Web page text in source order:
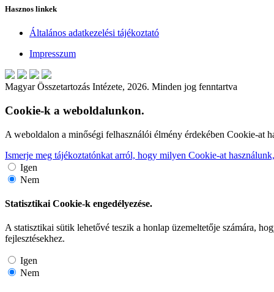
Hasznos linkek
Általános adatkezelési tájékoztató
Impresszum
Magyar Összetartozás Intézete, 2026. Minden jog fenntartva
Cookie-k a weboldalunkon.
A weboldalon a minőségi felhasználói élmény érdekében Cookie-at
Ismerje meg tájékoztatónkat arról, hogy milyen Cookie-at
Igen
Nem
Statisztikai Cookie-k engedélyezése.
A statisztikai sütik lehetővé teszik a honlap üzemeltetője számára,
fejlesztésekhez.
Igen
Nem